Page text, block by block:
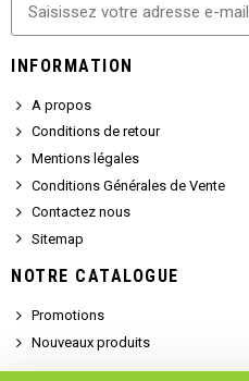
INFORMATION
A propos
Conditions de retour
Mentions légales
Conditions Générales de Vente
Contactez nous
Sitemap
NOTRE CATALOGUE
Promotions
Nouveaux produits